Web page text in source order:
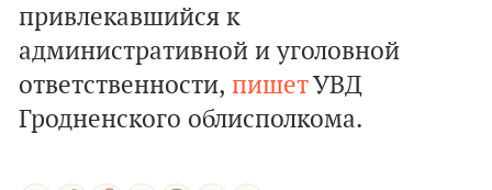
привлекавшийся к
административной и уголовной
ответственности, пишетУВД
Гродненского облисполкома.